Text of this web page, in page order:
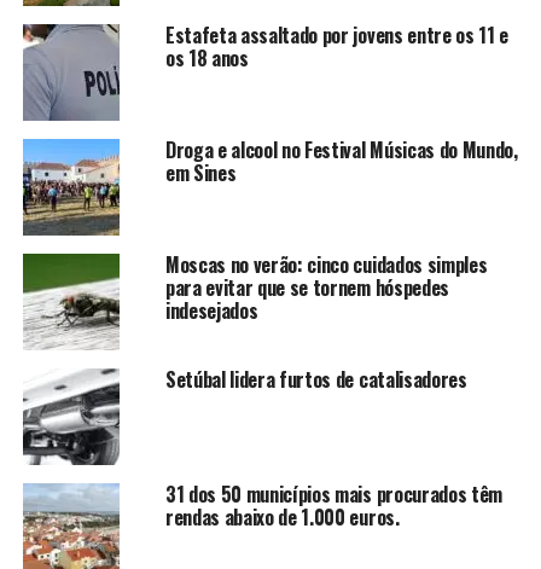
Estafeta assaltado por jovens entre os 11 e
os 18 anos
Droga e alcool no Festival Músicas do Mundo,
em Sines
Moscas no verão: cinco cuidados simples
para evitar que se tornem hóspedes
indesejados
Setúbal lidera furtos de catalisadores
31 dos 50 municípios mais procurados têm
rendas abaixo de 1.000 euros.